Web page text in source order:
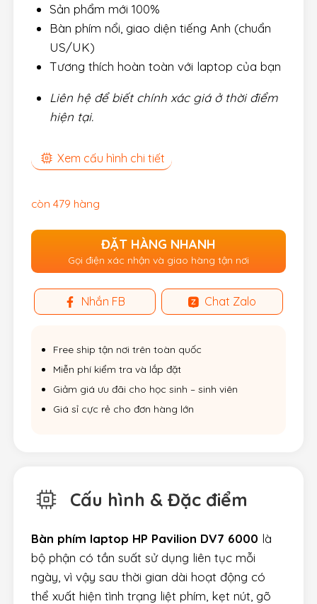
Sản phẩm mới 100%
Bàn phím nổi, giao diện tiếng Anh (chuẩn
US/UK)
Tương thích hoàn toàn với laptop của bạn
Liên hệ để biết chính xác giá ở thời điểm
hiện tại.
Xem cấu hình chi tiết
còn 479 hàng
ĐẶT HÀNG NHANH
Gọi điện xác nhận và giao hàng tận nơi
Nhắn FB Chat Zalo
Free ship tận nơi trên toàn quốc
Miễn phí kiểm tra và lắp đặt
Giảm giá ưu đãi cho học sinh – sinh viên
Giá sỉ cực rẻ cho đơn hàng lớn
Cấu hình & Đặc điểm
Bàn phím laptop HP Pavilion DV7 6000 là
bộ phận có tần suất sử dụng liên tục mỗi
ngày, vì vậy sau thời gian dài hoạt động có
thể xuất hiện tình trạng liệt phím, kẹt nút, gõ